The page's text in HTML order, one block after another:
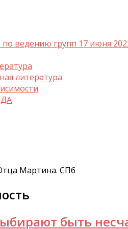
ведению групп 17 июня
литература
Мартина. СПб
быть